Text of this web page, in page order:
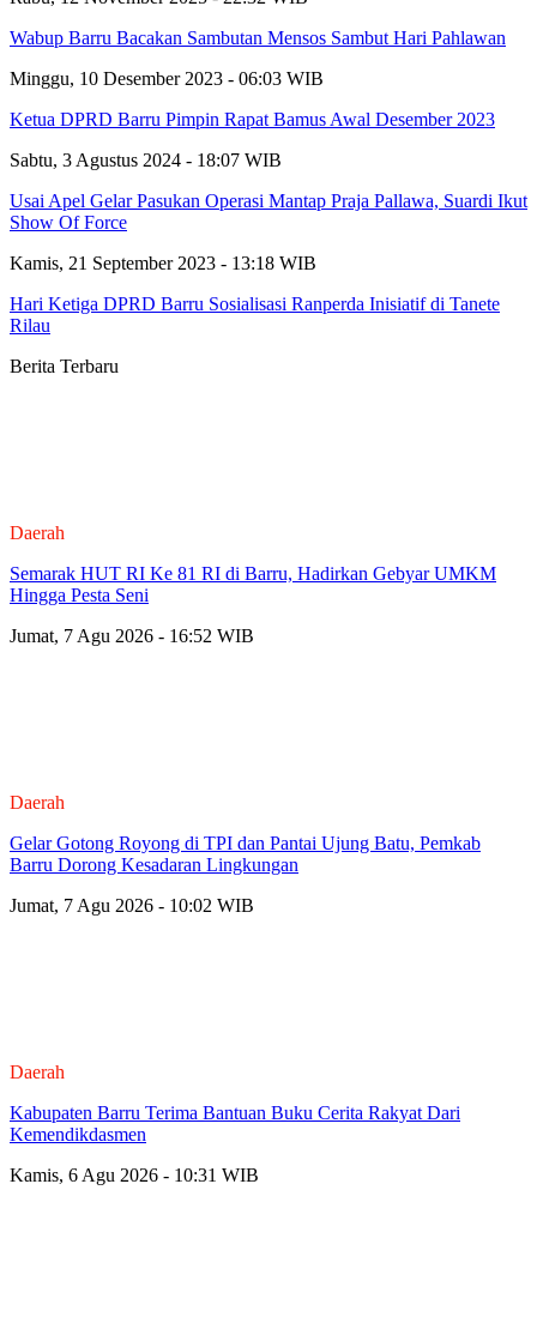
Wabup Barru Bacakan Sambutan Mensos Sambut Hari Pahlawan
Minggu, 10 Desember 2023 - 06:03 WIB
Ketua DPRD Barru Pimpin Rapat Bamus Awal Desember 2023
Sabtu, 3 Agustus 2024 - 18:07 WIB
Usai Apel Gelar Pasukan Operasi Mantap Praja Pallawa, Suardi Ikut
Show Of Force
Kamis, 21 September 2023 - 13:18 WIB
Hari Ketiga DPRD Barru Sosialisasi Ranperda Inisiatif di Tanete
Rilau
Berita Terbaru
Daerah
Semarak HUT RI Ke 81 RI di Barru, Hadirkan Gebyar UMKM
Hingga Pesta Seni
Jumat, 7 Agu 2026 - 16:52 WIB
Daerah
Gelar Gotong Royong di TPI dan Pantai Ujung Batu, Pemkab
Barru Dorong Kesadaran Lingkungan
Jumat, 7 Agu 2026 - 10:02 WIB
Daerah
Kabupaten Barru Terima Bantuan Buku Cerita Rakyat Dari
Kemendikdasmen
Kamis, 6 Agu 2026 - 10:31 WIB